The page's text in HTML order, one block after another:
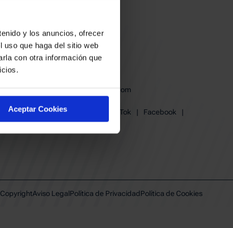
y los anuncios, ofrecer
que haga del sitio web
con otra información que
Aceptar Cookies
baskonia@baskonia.com
Instagram
TikTok | Facebook
|
Youtube
| Linkedin
CopyrightAviso LegalPolítica de PrivacidadPolítica de Cookies